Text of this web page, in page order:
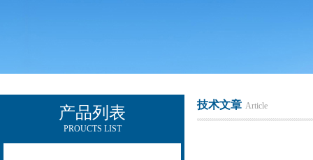
产品列表
PROUCTS LIST
技术文章 Article